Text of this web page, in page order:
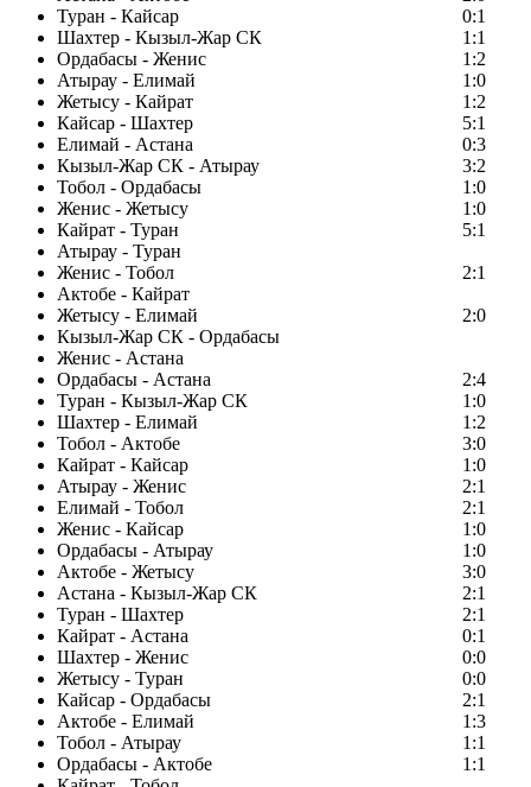
Туран - Кайсар
0:1
Шахтер - Кызыл-Жар СК
1:1
Ордабасы - Женис
1:2
Атырау - Елимай
1:0
Жетысу - Кайрат
1:2
Кайсар - Шахтер
5:1
Елимай - Астана
0:3
Кызыл-Жар СК - Атырау
3:2
Тобол - Ордабасы
1:0
Женис - Жетысу
1:0
Кайрат - Туран
5:1
Атырау - Туран
Женис - Тобол
2:1
Актобе - Кайрат
Жетысу - Елимай
2:0
Кызыл-Жар СК - Ордабасы
Женис - Астана
Ордабасы - Астана
2:4
Туран - Кызыл-Жар СК
1:0
Шахтер - Елимай
1:2
Тобол - Актобе
3:0
Кайрат - Кайсар
1:0
Атырау - Женис
2:1
Елимай - Тобол
2:1
Женис - Кайсар
1:0
Ордабасы - Атырау
1:0
Актобе - Жетысу
3:0
Астана - Кызыл-Жар СК
2:1
Туран - Шахтер
2:1
Кайрат - Астана
0:1
Шахтер - Женис
0:0
Жетысу - Туран
0:0
Кайсар - Ордабасы
2:1
Актобе - Елимай
1:3
Тобол - Атырау
1:1
Ордабасы - Актобе
1:1